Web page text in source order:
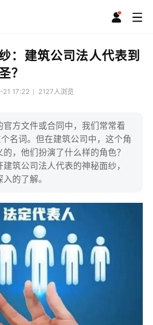
：建筑公司法人代表到
？
17:22 2127人浏览
官方文件或合同中，我们常常看
个名词。但在建筑公司中，这个角
，他们扮演了什么样的角色？
筑公司法人代表的神秘面纱，
的了解。